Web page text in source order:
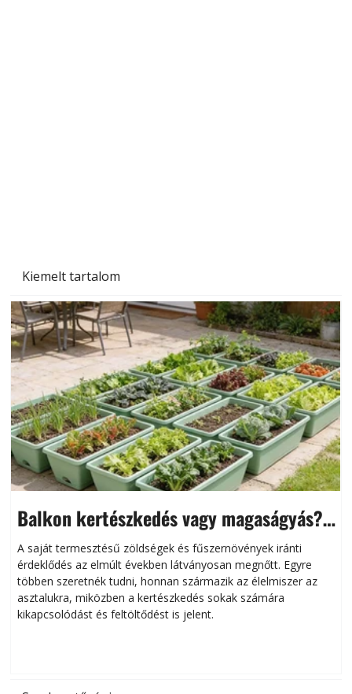
Kiemelt tartalom
Balkon kertészkedés vagy magaságyás?
Helytakarékos kertészkedés
A saját termesztésű zöldségek és fűszernövények iránti
érdeklődés az elmúlt években látványosan megnőtt. Egyre
többen szeretnék tudni, honnan származik az élelmiszer az
asztalukra, miközben a kertészkedés sokak számára
kikapcsolódást és feltöltődést is jelent.